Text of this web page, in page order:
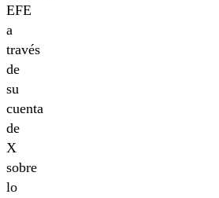
EFE
a
través
de
su
cuenta
de
X
sobre
lo